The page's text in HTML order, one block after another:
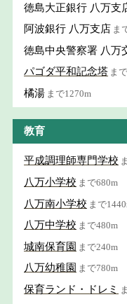
徳島大正銀行 八万支
阿波銀行 八万支店 ま
徳島中央警察署 八万
パゴダ平和記念塔 ま
橘湯 まで1270m
教育
平成調理師専門学校
八万小学校 まで680m
八万南小学校 まで
八万中学校 まで480m
城南保育園 まで240m
八万幼稚園 まで780m
保育ランド・ドレミ